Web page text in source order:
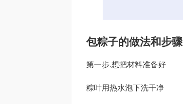
包粽子的做法和步骤
第一步.想把材料准备好
粽叶用热水泡下洗干净